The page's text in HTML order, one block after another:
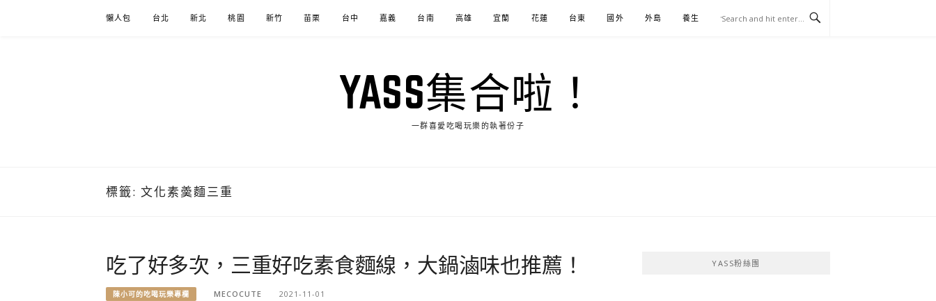
懶人包 台北 新北 桃園 新竹 苗栗 台中 嘉義 台南 高雄 宜蘭 花蓮 台東 國外 外島 養生 伴手禮
YASS集合啦！
一群喜愛吃喝玩樂的執著份子
標籤: 文化素羮麵三重
吃了好多次，三重好吃素食麵線，大鍋滷味也推薦！
陳小可的吃喝玩樂專欄 MECOCUTE 2021-11-01
YASS粉絲團